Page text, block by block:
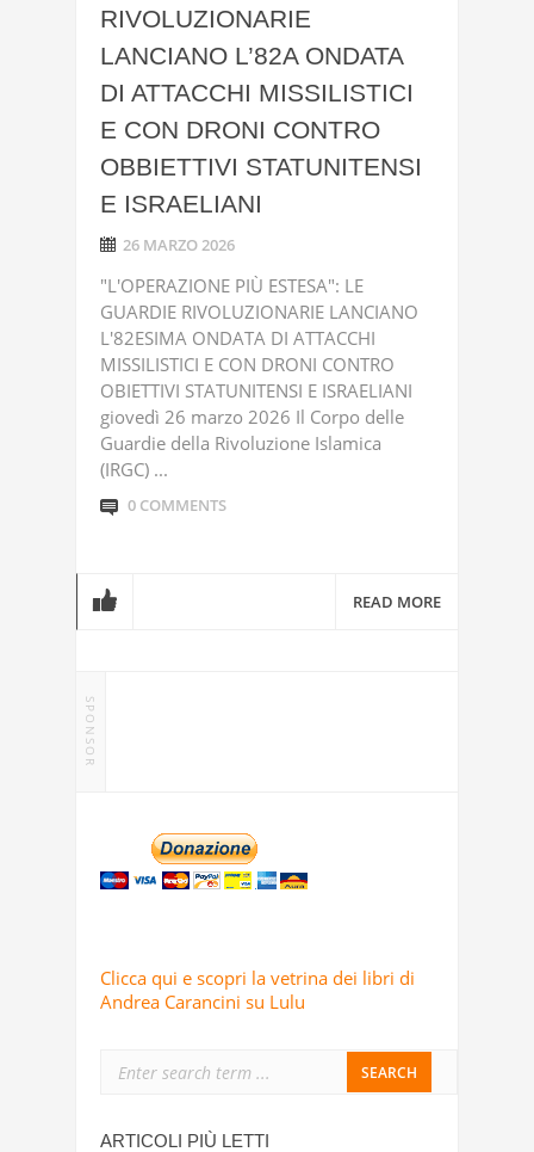
RIVOLUZIONARIE
LANCIANO L’82A ONDATA
DI ATTACCHI MISSILISTICI
E CON DRONI CONTRO
OBBIETTIVI STATUNITENSI
E ISRAELIANI
26 MARZO 2026
"L'OPERAZIONE PIÙ ESTESA": LE
GUARDIE RIVOLUZIONARIE LANCIANO
L'82ESIMA ONDATA DI ATTACCHI
MISSILISTICI E CON DRONI CONTRO
OBIETTIVI STATUNITENSI E ISRAELIANI
giovedì 26 marzo 2026 Il Corpo delle
Guardie della Rivoluzione Islamica
(IRGC) ...
0 COMMENTS
READ MORE
SPONSOR
Clicca qui e scopri la vetrina dei libri di
Andrea Carancini su Lulu
ARTICOLI PIÙ LETTI